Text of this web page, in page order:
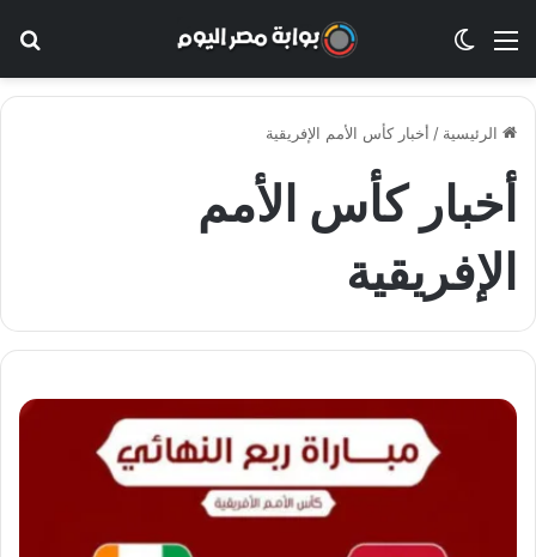
القائمة الوضع المظلم
الرئيسية / أخبار كأس الأمم الإفريقية
أخبار كأس الأمم
الإفريقية